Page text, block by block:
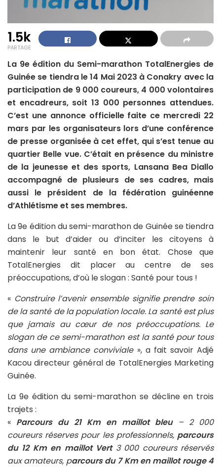
1.5k
PARTAGE
La 9e édition du Semi-marathon TotalEnergies de
Guinée se tiendra le 14 Mai 2023 à Conakry avec la
participation de 9 000 coureurs, 4 000 volontaires
et encadreurs, soit 13 000 personnes attendues.
C’est une annonce officielle faite ce mercredi 22
mars par les organisateurs lors d’une conférence
de presse organisée à cet effet, qui s’est tenue au
quartier Belle vue. C’était en présence du ministre
de la jeunesse et des sports, Lansana Bea Diallo
accompagné de plusieurs de ses cadres, mais
aussi le président de la fédération guinéenne
d’Athlétisme et ses membres.
La 9e édition du semi-marathon de Guinée se tiendra
dans le but d’aider ou d’inciter les citoyens à
maintenir leur santé en bon état. Chose que
TotalEnergies dit placer au centre de ses
préoccupations, d’où le slogan : Santé pour tous !
« Construire l’avenir ensemble signifie prendre soin
de la santé de la population locale. La santé est plus
que jamais au cœur de nos préoccupations. Le
slogan de ce semi-marathon est la santé pour tous
dans une ambiance conviviale», a fait savoir Adjé
Kacou directeur général de TotalEnergies Marketing
Guinée.
La 9e édition du semi-marathon se décline en trois
trajets :
« Parcours du 21 Km en maillot bleu– 2 000
coureurs réserves pour les professionnels, parcours
du 12 Km en maillot Vert3 000 coureurs réservés
aux amateurs, parcours du 7 Km en maillot rouge 4